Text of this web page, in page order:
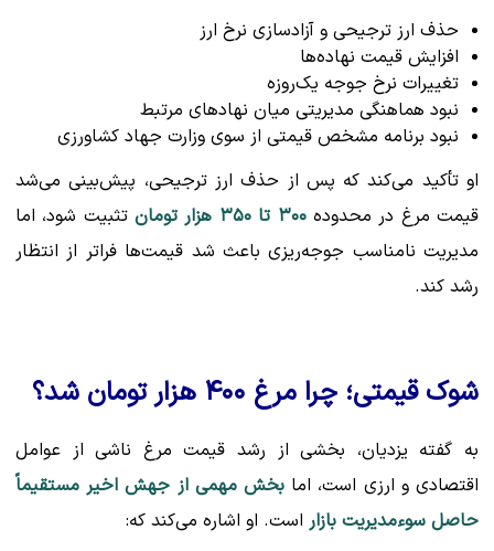
حذف ارز ترجیحی و آزادسازی نرخ ارز
افزایش قیمت نهاده‌ها
تغییرات نرخ جوجه یک‌روزه
نبود هماهنگی مدیریتی میان نهادهای مرتبط
نبود برنامه مشخص قیمتی از سوی وزارت جهاد کشاورزی
او تأکید می‌کند که پس از حذف ارز ترجیحی، پیش‌بینی می‌شد
قیمت مرغ در محدوده۳۰۰ تا ۳۵۰ هزار تومان
تثبیت شود، اما
مدیریت نامناسب جوجه‌ریزی باعث شد قیمت‌ها فراتر از انتظار
رشد کند.
شوک قیمتی؛ چرا مرغ ۴۰۰ هزار تومان شد؟
به گفته یزدیان، بخشی از رشد قیمت مرغ ناشی از عوامل
اقتصادی و ارزی است، اما بخش مهمی از جهش اخیر مستقیماً
حاصل سوءمدیریت بازار است. او اشاره می‌کند که: